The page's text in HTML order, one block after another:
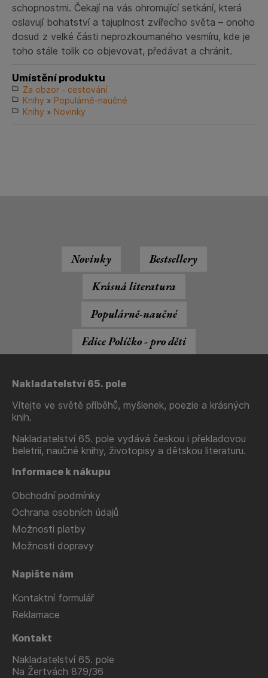
schopnostmi. Čekají na vás ohromující setkání, která
oslavují bohatství a tajuplnost zvířecího světa – onoho
dosud z velké části neprozkoumaného vesmíru, kde je
toho stále tolik co objevovat, předávat a chránit.
Umístění produktu
Za obzor - cestování
Knihy » Populárně-naučné
Knihy » Novinky
Novinky
Bestsellery
Krásná literatura
Populárně-naučné
Edice Políčko - pro děti
Nakladatelství 65. pole
Vítejte ve světě příběhů, myšlenek, poezie a krásných
knih.
Nakladatelství 65. pole vydává českou i překladovou
beletrii, naučné knihy, životopisy a dětskou literaturu.
Informace k nákupu
Obchodní podmínky
Ochrana osobních údajů
Možnosti platby
Možnosti dopravy
Napište nám
Kontaktní formulář
Reklamace
Kontakt
Nakladatelství 65. pole
Na Žertvách 879/36